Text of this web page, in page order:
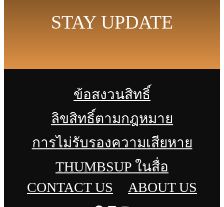
STAY UPDATE
ข้อสงวนสิทธิ์
ลิขสิทธิ์ตามกฎหมาย
การไม่รับรองความเสียหาย
THUMBSUP ในสื่อ
CONTACT US
ABOUT US